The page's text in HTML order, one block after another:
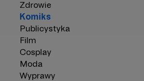
Zdrowie
Komiks
Publicystyka
Film
Cosplay
Moda
Wyprawy